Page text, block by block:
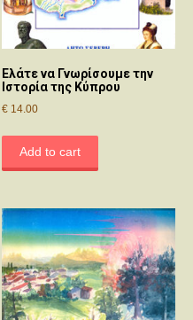
Ελάτε να Γνωρίσουμε την
Ιστορία της Κύπρου
€ 14.00
Add to cart